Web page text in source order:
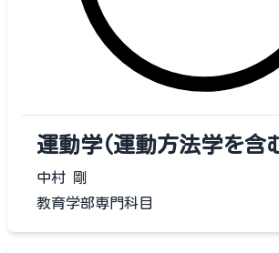
運動学(運動方法学を含
中村 剛
教育学部専門科目